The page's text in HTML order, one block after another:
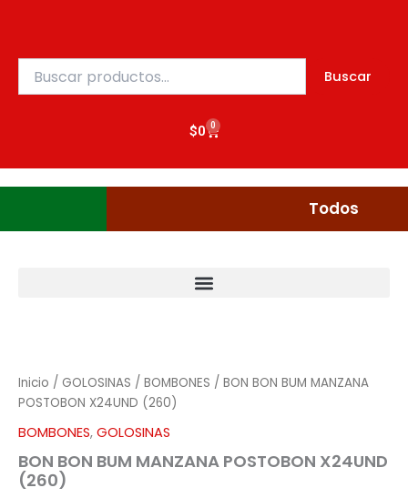
contenido
por:
Buscar
$0 0
Cart
Todos
Inicio / GOLOSINAS / BOMBONES / BON BON BUM MANZANA
POSTOBON X24UND (260)
BOMBONES, GOLOSINAS
BON BON BUM MANZANA POSTOBON X24UND
(260)